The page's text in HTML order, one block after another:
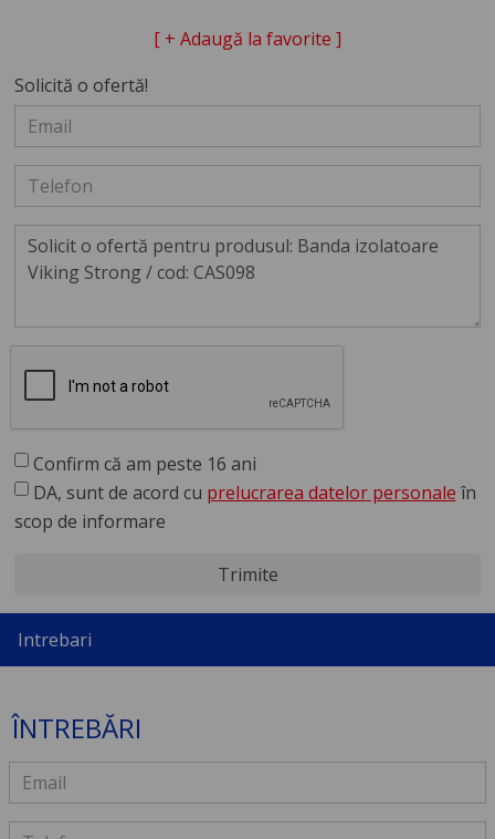
[ + Adaugă la favorite ]
Solicită o ofertă!
Confirm că am peste 16 ani
DA, sunt de acord cu prelucrarea datelor personale în
scop de informare
Trimite
Intrebari
ÎNTREBĂRI